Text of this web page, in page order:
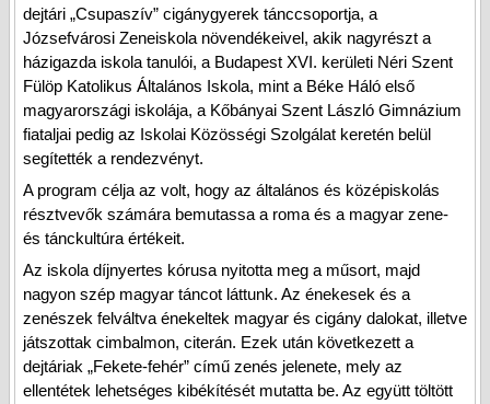
dejtári „Csupaszív” cigánygyerek tánccsoportja, a
Józsefvárosi Zeneiskola növendékeivel, akik nagyrészt a
házigazda iskola tanulói, a Budapest XVI. kerületi Néri Szent
Fülöp Katolikus Általános Iskola, mint a Béke Háló első
magyarországi iskolája, a Kőbányai Szent László Gimnázium
fiataljai pedig az Iskolai Közösségi Szolgálat keretén belül
segítették a rendezvényt.
A program célja az volt, hogy az általános és középiskolás
résztvevők számára bemutassa a roma és a magyar zene-
és tánckultúra értékeit.
Az iskola díjnyertes kórusa nyitotta meg a műsort, majd
nagyon szép magyar táncot láttunk. Az énekesek és a
zenészek felváltva énekeltek magyar és cigány dalokat, illetve
játszottak cimbalmon, citerán. Ezek után következett a
dejtáriak „Fekete-fehér” című zenés jelenete, mely az
ellentétek lehetséges kibékítését mutatta be. Az együtt töltött